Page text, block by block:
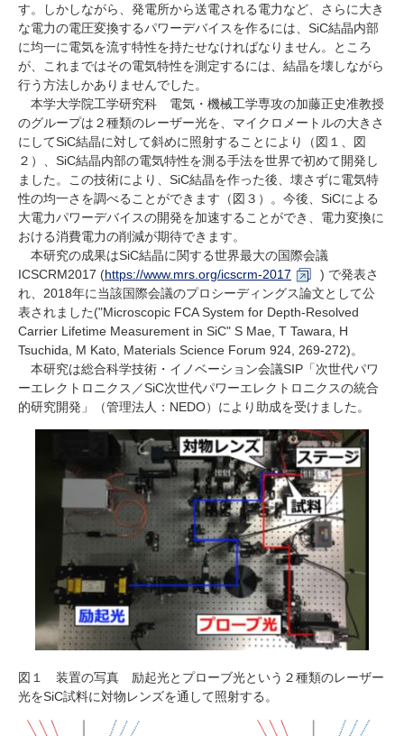
す。しかしながら、発電所から送電される電力など、さらに大き
な電力の電圧変換するパワーデバイスを作るには、SiC結晶内部
に均一に電気を流す特性を持たせなければなりません。ところ
が、これまではその電気特性を測定するには、結晶を壊しながら
行う方法しかありませんでした。
本学大学院工学研究科 電気・機械工学専攻の加藤正史准教授
のグループは２種類のレーザー光を、マイクロメートルの大きさ
にしてSiC結晶に対して斜めに照射することにより（図１、図
２）、SiC結晶内部の電気特性を測る手法を世界で初めて開発し
ました。この技術により、SiC結晶を作った後、壊さずに電気特
性の均一さを調べることができます（図３）。今後、SiCによる
大電力パワーデバイスの開発を加速することができ、電力変換に
おける消費電力の削減が期待できます。
本研究の成果はSiC結晶に関する世界最大の国際会議
ICSCRM2017 (https://www.mrs.org/icscrm-2017
) で発表さ
れ、2018年に当該国際会議のプロシーディングス論文として公
表されました("Microscopic FCA System for Depth-Resolved
Carrier Lifetime Measurement in SiC" S Mae, T Tawara, H
Tsuchida, M Kato, Materials Science Forum 924, 269-272)。
本研究は総合科学技術・イノベーション会議SIP「次世代パワ
ーエレクトロニクス／SiC次世代パワーエレクトロニクスの統合
的研究開発」（管理法人：NEDO）により助成を受けました。
図１ 装置の写真 励起光とプローブ光という２種類のレーザー
光をSiC試料に対物レンズを通して照射する。